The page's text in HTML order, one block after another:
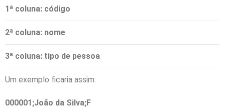
1ª coluna: código
2ª coluna: nome
3ª coluna: tipo de pessoa
Um exemplo ficaria assim:
000001;João da Silva;F